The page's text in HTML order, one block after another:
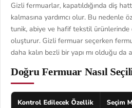
Gizli fermuarlar, kapatıldığında diş
kalmasına yardımcı olur. Bu nedenle
tunik, abiye ve hafif tekstil
oluşturur. Gizli fermuar seçerken
daha kalın bezli bir yapı mı olduğu da
Doğru Fermuar Nasıl
Kontrol Edilecek Özellik Seçim